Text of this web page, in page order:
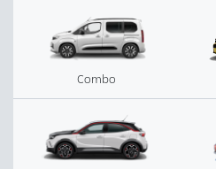
Combo